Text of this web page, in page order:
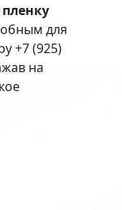
для
+7 (925)
на